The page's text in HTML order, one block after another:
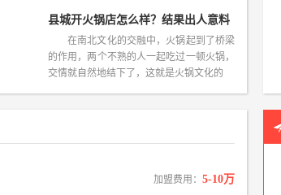
县城开火锅店怎么样？结果出人意料
在南北文化的交融中，火锅起到了桥梁
的作用，两个不熟的人一起吃过一顿火锅，
交情就自然地结下了，这就是火锅文化的
加盟费用： 5-10万